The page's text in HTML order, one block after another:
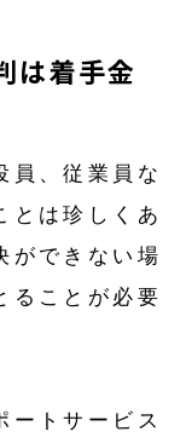
は着手金
員、従業員な
とは珍しくあ
ができない場
ることが必要
ートサービス